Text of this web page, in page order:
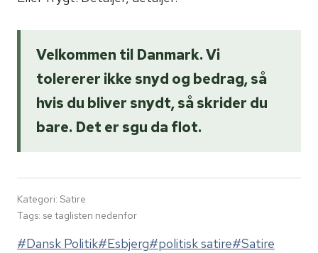
Velkommen til Danmark. Vi
tolererer ikke snyd og bedrag, så
hvis du bliver snydt, så skrider du
bare. Det er sgu da flot.
Kategori: Satire
Tags: se taglisten nedenfor
Indlæg-
#Dansk Politik#Esbjerg#politisk satire#Satire